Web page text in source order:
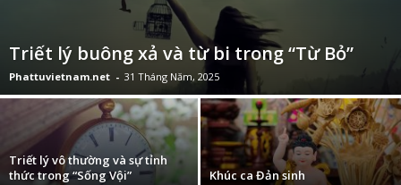
Triết lý buông xả và từ bi trong “Từ Bỏ”
Phattuvietnam.net - 31 Tháng Năm, 2025
Triết lý vô thường và sự tỉnh
thức trong “Sống Vội”
Khúc ca Đản sinh